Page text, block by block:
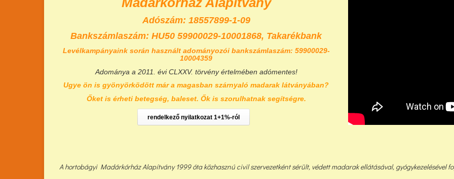
Adószám: 18557899-1-09
Bankszámlaszám: HU50 59900029-10001868, Takarékbank
Levélkampányaink során használt adományozói bankszámlaszám: 59900029-
10004359
Adománya a 2011. évi CLXXV. törvény értelmében adómentes!
Ugye ön is gyönyörködött már a magasban szárnyaló madarak látványában?
Őket is érheti betegség, baleset. Ők is szorulhatnak segítségre.
rendelkező nyilatkozat 1+1%-ról
A hortobágyi Madárkórház Alapítvány 1999 óta közhasznú civil szervezetként sérült, védett madarak ellátásával, gyógykezelésével